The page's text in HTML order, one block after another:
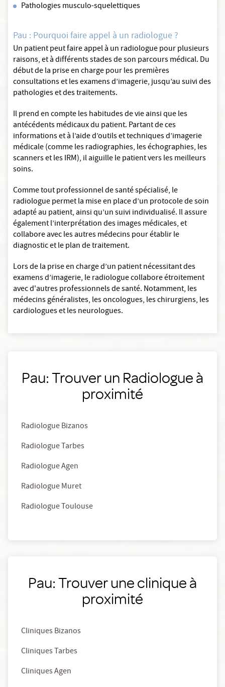
Pathologies musculo-squelettiques
Pau : Pourquoi faire appel à un radiologue ?
Un patient peut faire appel à un radiologue pour plusieurs
raisons, et à différents stades de son parcours médical. Du
début de la prise en charge pour les premières
consultations et les examens d’imagerie, jusqu’au suivi des
pathologies et des traitements.
Il prend en compte les habitudes de vie ainsi que les
antécédents médicaux du patient. Partant de ces
informations et à l’aide d’outils et techniques d’imagerie
médicale (comme les radiographies, les échographies, les
scanners et les IRM), il aiguille le patient vers les meilleurs
soins.
Comme tout professionnel de santé spécialisé, le
radiologue permet la mise en place d’un protocole de soin
adapté au patient, ainsi qu’un suivi individualisé. Il assure
également l’interprétation des images médicales, et
collabore avec les autres médecins pour établir le
diagnostic et le plan de traitement.
Lors de la prise en charge d’un patient nécessitant des
examens d’imagerie, le radiologue collabore étroitement
avec d'autres professionnels de santé. Notamment, les
médecins généralistes, les oncologues, les chirurgiens, les
cardiologues et les neurologues.
Pau: Trouver un Radiologue à
proximité
Radiologue Bizanos
Radiologue Tarbes
Radiologue Agen
Radiologue Muret
Radiologue Toulouse
Pau: Trouver une clinique à
proximité
Cliniques Bizanos
Cliniques Tarbes
Cliniques Agen